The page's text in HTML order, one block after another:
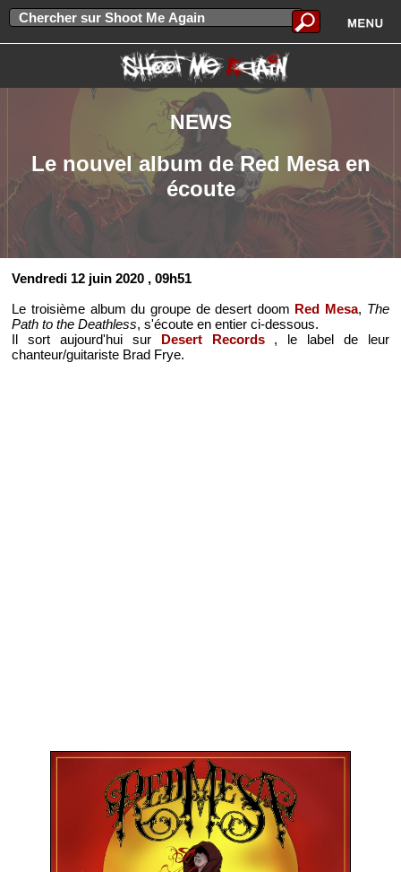
NEWS
Le nouvel album de Red Mesa en
écoute
Vendredi 12 juin 2020 , 09h51
Le troisième album du groupe de desert doom Red Mesa, The
Path to the Deathless, s'écoute en entier ci-dessous.
Il sort aujourd'hui sur Desert Records, le label de leur
chanteur/guitariste Brad Frye.